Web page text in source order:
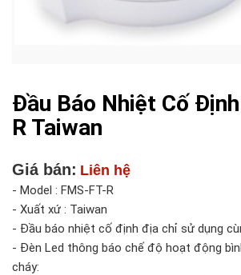
Đầu Báo Nhiệt Cố
R Taiwan
Giá bán: Liên hệ
- Model : FMS-FT-R
- Xuất xứ : Taiwan
- Đầu báo nhiệt cố định địa chỉ sử dụng
- Đèn Led thông báo chế độ hoạt động
cháy: